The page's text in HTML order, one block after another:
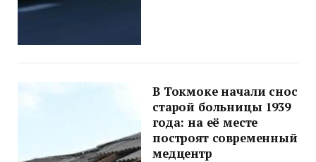
В Токмоке начали снос
старой больницы 1939
года: на её месте
построят современный
медцентр